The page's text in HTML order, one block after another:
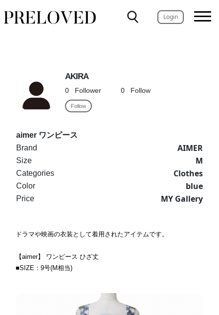
Login
AKIRA
0 Follower 0 Follow
Follow
aimer ワンピース
Brand
AIMER
Size M
Categories Clothes
Color blue
Price MY Gallery
ドラマや映画の衣装として着用されたアイテムです。
【aimer】 ワンピース ひざ丈
■SIZE：9号(M相当)